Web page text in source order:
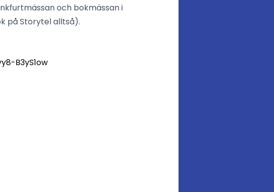
och bokmässan i
på Storytel alltså).
B3yS1ow